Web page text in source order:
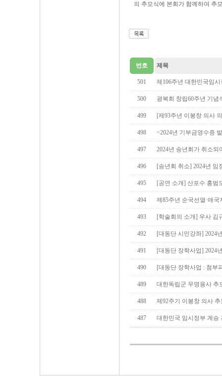
의 추모식에 본회가 함께하여 추
번호 제목
501 제106주년 대한민국임
500 광복회 창립60주년 기념
499 [제93주년 이봉창 의사
498 <2024년 기부금영수증
497 2024년 송년회가 취소되
496 [송년회 취소] 2024년
495 [공연 소개] 산포수 홍범
494 제85주년 순국선열·애
493 [학술회의 소개] 우사 김
492 [대동단 시민강좌] 2024
491 [대동단 장학사업] 2024
490 [대동단 장학사업 : 첨
489 대한독립군 무명용사 추
488 제92주기 이봉창 의사 추
487 대한민국 임시정부 계승